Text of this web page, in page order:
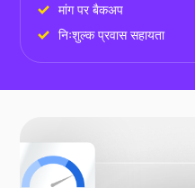
मांग पर बैकअप
निःशुल्क प्रवास सहायता